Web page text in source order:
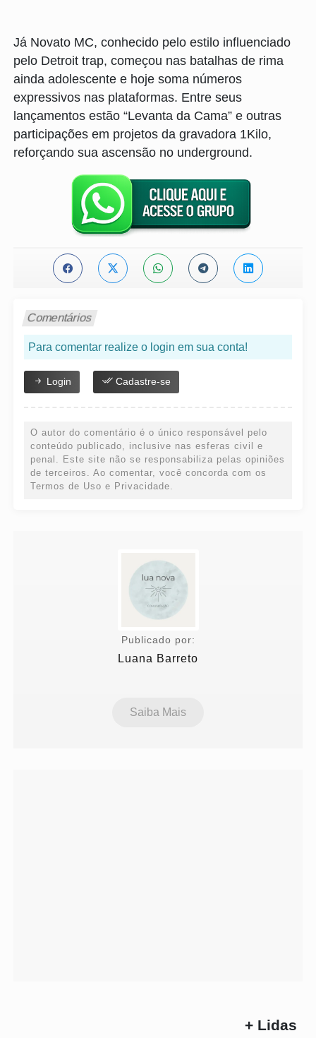
Já Novato MC, conhecido pelo estilo influenciado
pelo Detroit trap, começou nas batalhas de rima
ainda adolescente e hoje soma números
expressivos nas plataformas. Entre seus
lançamentos estão “Levanta da Cama” e outras
participações em projetos da gravadora 1Kilo,
reforçando sua ascensão no underground.
Comentários
Para comentar realize o login em sua conta!
Login Cadastre-se
O autor do comentário é o único responsável pelo
conteúdo publicado, inclusive nas esferas civil e
penal. Este site não se responsabiliza pelas opiniões
de terceiros. Ao comentar, você concorda com os
Termos de Uso e Privacidade.
Publicado por:
Luana Barreto
Saiba Mais
+ Lidas